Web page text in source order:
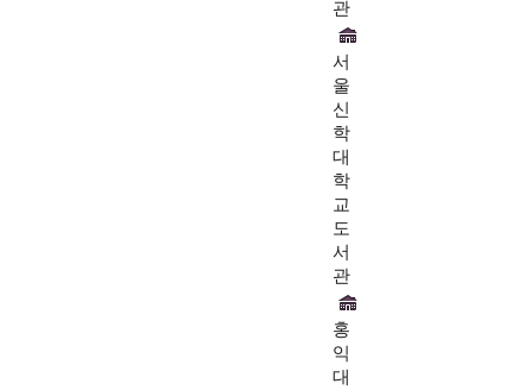
관
서
울
신
학
대
학
교
도
서
관
홍
익
대